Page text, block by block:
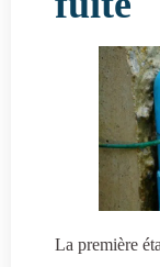
La première